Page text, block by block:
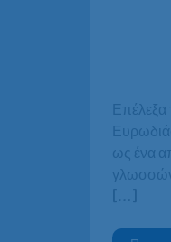
Επέλεξα
ως ένα
γλωσσών
[…]